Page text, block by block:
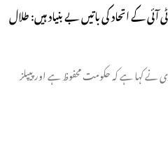
کے اتحاد کی باتیں بے بنیاد ہیں: طلال
نے کہا ہے کہ حکومت محفوظ ہے اور پیپلز